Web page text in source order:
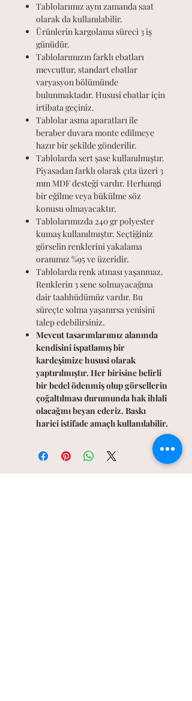
Tablolarımız aynı zamanda saat
olarak da kullanılabilir.
Ürünlerin kargolama süreci 3 iş
günüdür.
Tablolarımızın farklı ebatları
mevcuttur, standart ebatlar
varyasyon bölümünde
bulunmaktadır. Hususi ebatlar için
irtibata geçiniz.
Tablolar asma aparatları ile
beraber duvara monte edilmeye
hazır bir şekilde gönderilir.
Tablolarda sert şase kullanılmıştır.
Piyasadan farklı olarak çıta üzeri 3
mm MDF desteği vardır. Herhangi
bir eğilme veya bükülme söz
konusu olmayacaktır.
Tablolarımızda 240 gr polyester
kumaş kullanılmıştır. Seçtiğiniz
görselin renklerini yakalama
oranımız %95 ve üzeridir.
Tablolarda renk atması yaşanmaz.
Renklerin 3 sene solmayacağına
dair taahhüdümüz vardır. Bu
süreçte solma yaşanırsa yenisini
talep edebilirsiniz.
Mevcut tasarımlarımız alanında
kendisini ispatlamış bir
kardeşimize hususi olarak
yaptırılmıştır. Her birisine belirli
bir bedel ödenmiş olup görsellerin
çoğaltılması durumunda hak ihlali
olacağını beyan ederiz. Baskı
harici istifade amaçlı kullanılabilir.